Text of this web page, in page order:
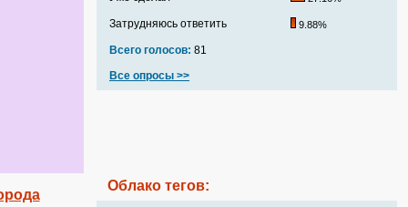
Затрудняюсь ответить 9.88%
Всего голосов: 81
Все опросы >>
Облако тегов: